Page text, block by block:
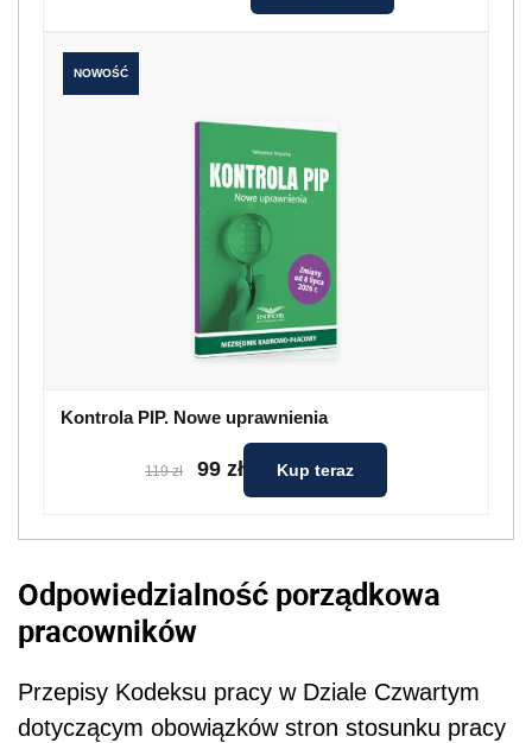
NOWOŚĆ
Kontrola PIP. Nowe uprawnienia
119 zł 99 zł Kup teraz
Odpowiedzialność porządkowa
pracowników
Przepisy Kodeksu pracy w Dziale Czwartym
dotyczącym obowiązków stron stosunku pracy